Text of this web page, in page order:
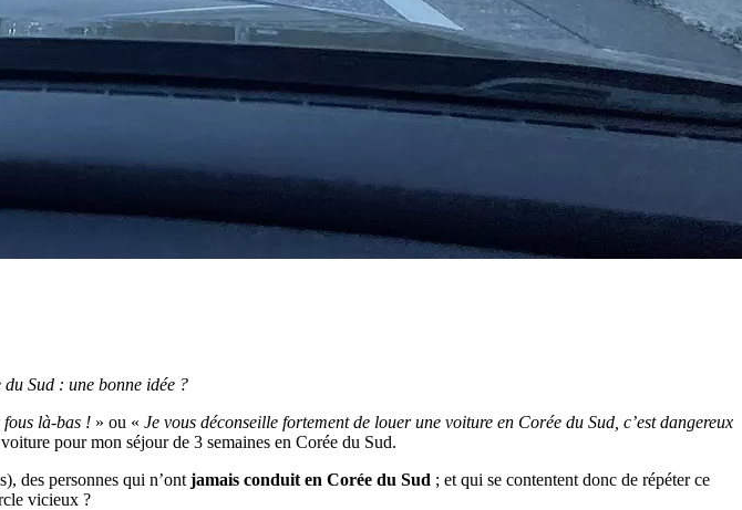
Sud : une bonne idée ?
fous là-bas ! » ou « Je vous déconseille fortement de louer une voiture en Corée du Sud, c’est dangereux
pour mon séjour de 3 semaines en Corée du Sud.
des personnes qui n’ont jamais conduit en Corée du Sud ; et qui se contentent donc de répéter ce
vicieux ?